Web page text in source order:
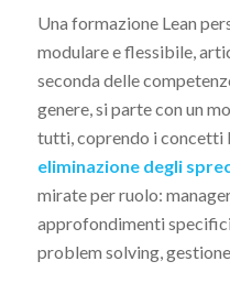
Una formazione Lean
modulare e flessibile,
seconda delle
genere, si parte con un
tutti, coprendo i concetti
eliminazione degli
mirate per ruolo:
approfondimenti
problem solving,